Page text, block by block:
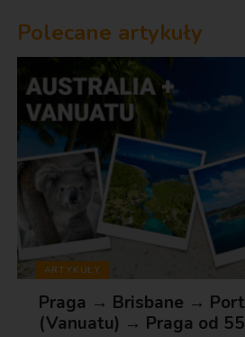
Polecane artykuły
ARTYKUŁY
Praga → Brisbane →
(Vanuatu) → Praga od